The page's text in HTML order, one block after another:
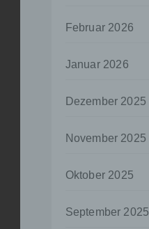
Februar 2026
Januar 2026
Dezember 2025
November 2025
Oktober 2025
September 2025